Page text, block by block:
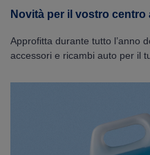
Novità per il vostro
Approfitta durante tutto l’anno
accessori e ricambi auto per il